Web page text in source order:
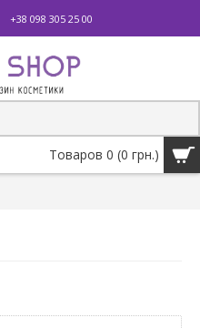
+38 098 305 25 00
Товаров 0 (0 грн.)